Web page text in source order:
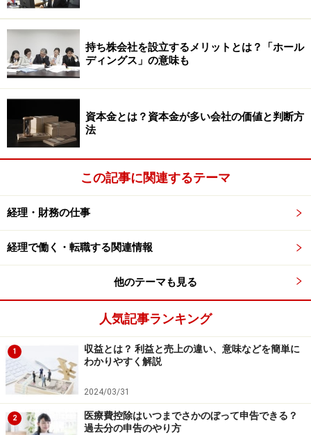
いようなのです。
なぜ、歓迎されていないのでしょう。その理由を探りま
す。
※ 社宅が認められる『やむを得ない事情』とは？
同じ勧告の中に、
『事業所が通常の人口集中地から遠距離にある場合』
ない場合』
といった例示がなされています。
持ち株会社を設立するメリットとは？「ホール
ディングス」の意味も
資本金とは？資本金が多い会社の価値と判断方
法
この記事に関連するテーマ
経理・財務の仕事
経理で働く・転職する関連情報
他のテーマも見る
人気記事ランキング
1
収益とは？ 利益と売上の違い、意味などを簡単に
わかりやすく解説
2024/03/31
2
医療費控除はいつまでさかのぼって申告できる？
過去分の申告のやり方